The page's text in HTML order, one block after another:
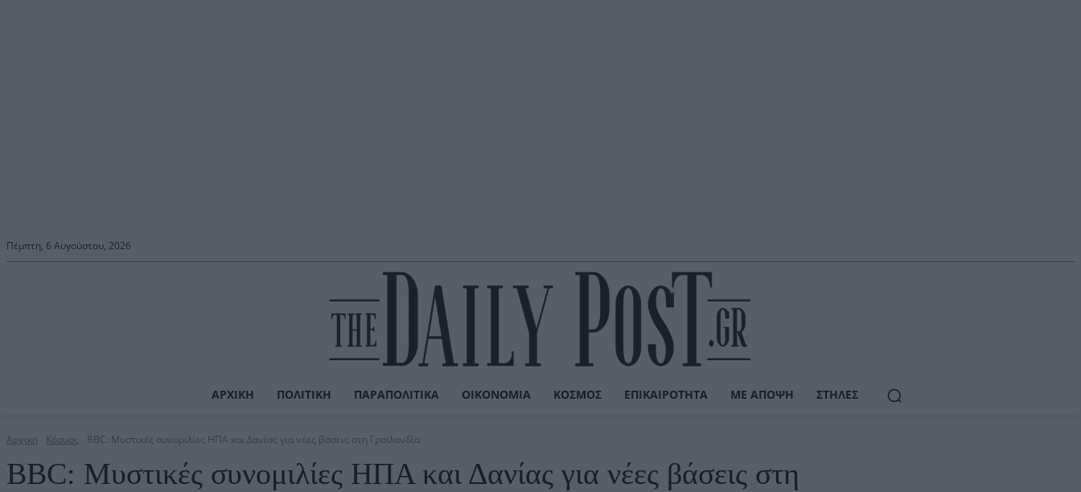
Πέμπτη, 6 Αυγούστου, 2026
ΑΡΧΙΚΉ ΠΟΛΙΤΙΚΉ ΠΑΡΑΠΟΛΙΤΙΚΆ ΟΙΚΟΝΟΜΊΑ ΚΌΣΜΟΣ ΕΠΙΚΑΙΡΌΤΗΤΑ ΜΕ ΆΠΟΨΗ ΣΤΉΛΕΣ
Αρχική Κόσμος BBC: Μυστικές συνομιλίες ΗΠΑ και Δανίας για νέες βάσεις στη Γροιλανδία
BBC: Μυστικές συνομιλίες ΗΠΑ και Δανίας για νέες βάσεις στη